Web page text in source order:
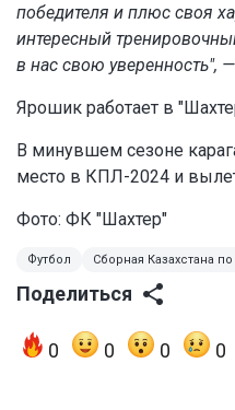
победителя и плюс своя
интересный
в нас свою уверенность",
Ярошик работает в
В минувшем сезоне
место в КПЛ-2024 и
Фото: ФК "Шахтер"
Футбол Сборная Казахстана
Поделиться
0 0 0 0